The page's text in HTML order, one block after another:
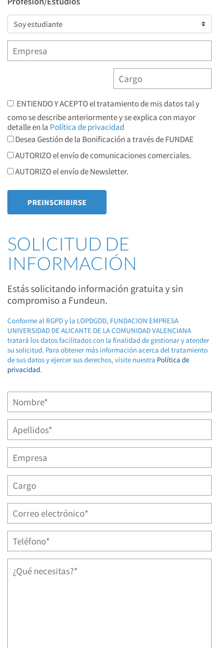
ENTIENDO Y ACEPTO el tratamiento de mis datos tal y
como se describe anteriormente y se explica con mayor
detalle en la Política de privacidad
Desea Gestión de la Bonificación a través de FUNDAE
AUTORIZO el envío de comunicaciones comerciales.
AUTORIZO el envío de Newsletter.
SOLICITUD DE
INFORMACIÓN
Estás solicitando información gratuita y sin
compromiso a Fundeun.
Conforme al RGPD y la LOPDGDD, FUNDACION EMPRESA
UNIVERSIDAD DE ALICANTE DE LA COMUNIDAD VALENCIANA
tratará los datos facilitados con la finalidad de gestionar y atender
su solicitud. Para obtener más información acerca del tratamiento
de sus datos y ejercer sus derechos, visite nuestra Política de
privacidad.